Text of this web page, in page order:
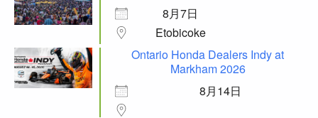
8月7日
Etobicoke
Ontario Honda Dealers Indy at
Markham 2026
8月14日